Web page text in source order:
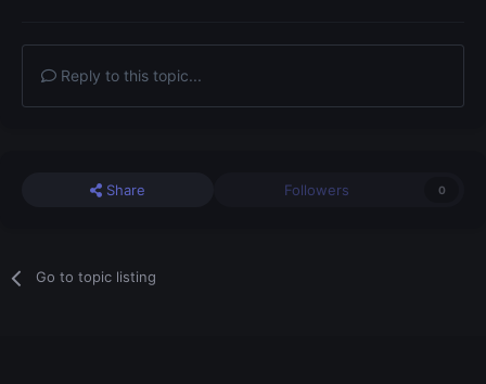
Reply to this topic...
Share Followers 0
Go to topic listing